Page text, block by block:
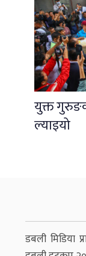
युक्त
ल्याइयो
डबली मिडिया